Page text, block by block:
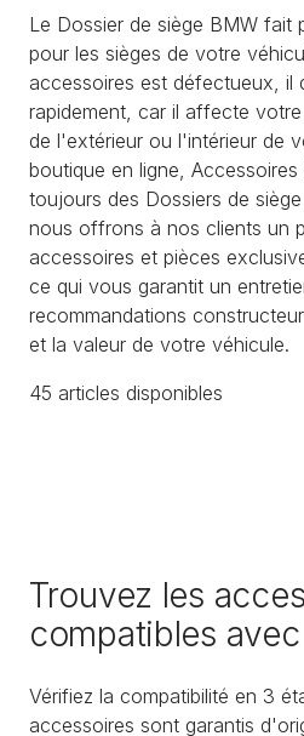
Le Dossier de siège BMW fait
pour les sièges de votre
accessoires est défectueux, il
rapidement, car il affecte
de l'extérieur ou l'intérieur de
boutique en ligne,
toujours des Dossiers de
nous offrons à nos clients un
accessoires et pièces
ce qui vous garantit un
recommandations
et la valeur de votre véhicule.
45 articles disponibles
Trouvez les
compatibles
Vérifiez la compatibilité en 3
accessoires sont garantis